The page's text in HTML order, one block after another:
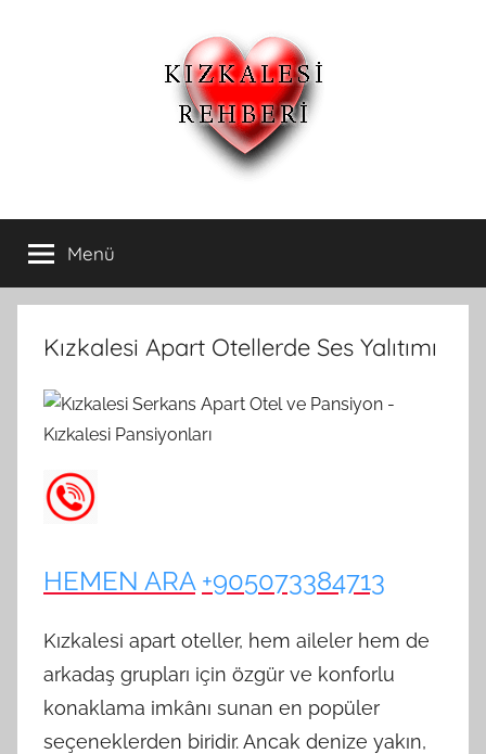
Kızkalesi
Otelleri
ve
Kızkalesi
Pansiyonları
Pansiyon,Otel
ve
Apart
Oteller
Menü
Kızkalesi Apart Otellerde Ses Yalıtımı
HEMEN ARA +905073384713
Kızkalesi apart oteller, hem aileler hem de
arkadaş grupları için özgür ve konforlu
konaklama imkânı sunan en popüler
seçeneklerden biridir. Ancak denize yakın,